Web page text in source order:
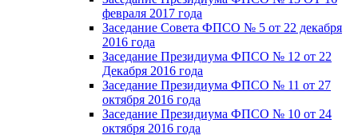
февраля 2017 года
Заседание Совета ФПСО № 5 от 22 декабря
2016 года
Заседание Президиума ФПСО № 12 от 22
Декабря 2016 года
Заседание Президиума ФПСО № 11 от 27
октября 2016 года
Заседание Президиума ФПСО № 10 от 24
октября 2016 года